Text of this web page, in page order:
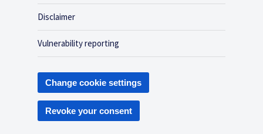
Disclaimer
Vulnerability reporting
Change cookie settings
Revoke your consent